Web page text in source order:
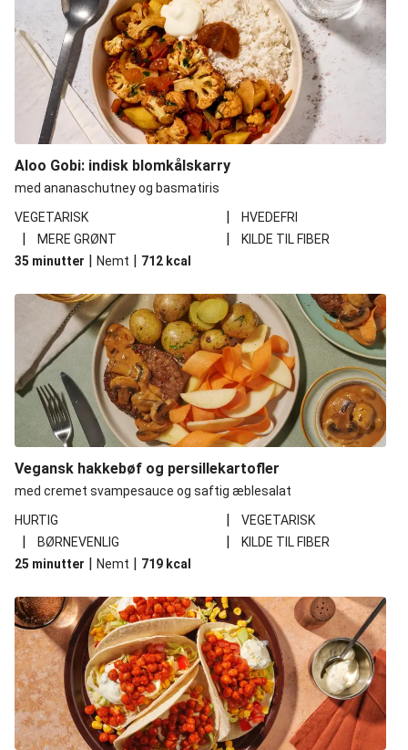
Aloo Gobi: indisk blomkålskarry
med ananaschutney og basmatiris
VEGETARISK
| HVEDEFRI
| MERE GRØNT |
KILDE TIL FIBER
35 minutter | Nemt | 712 kcal
Vegansk hakkebøf og persillekartofler
med cremet svampesauce og saftig æblesalat
HURTIG
| VEGETARISK
| BØRNEVENLIG |
KILDE TIL FIBER
25 minutter | Nemt | 719 kcal